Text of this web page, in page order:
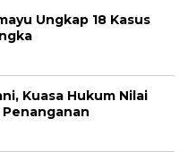
Ungkap 18 Kasus
Kuasa Hukum Nilai